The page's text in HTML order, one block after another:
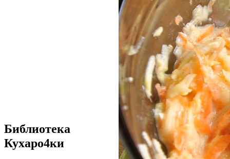
Библиотека
Кухаро4ки